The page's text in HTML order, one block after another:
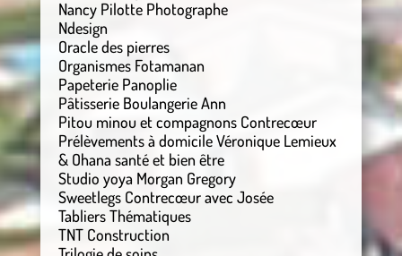
Nancy Pilotte Photographe
Ndesign
Oracle des pierres
Organismes Fotamanan
Papeterie Panoplie
Pâtisserie Boulangerie Ann
Pitou minou et compagnons Contrecœur
Prélèvements à domicile Véronique Lemieux
& Ohana santé et bien être
Studio yoya Morgan Gregory
Sweetlegs Contrecœur avec Josée
Tabliers Thématiques
TNT Construction